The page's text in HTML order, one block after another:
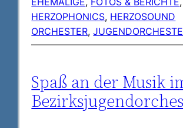
HERZOPHONICS, HERZOSOUND
ORCHESTER,
Spaß an der Musik